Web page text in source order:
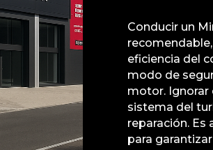
Conducir un
eficiencia del
modo de
motor. Ignorar
sistema del
reparación.
para